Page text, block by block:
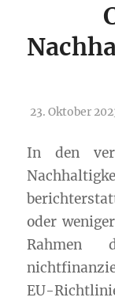
23. Oktober
In den
oder
Rahmen
EU-